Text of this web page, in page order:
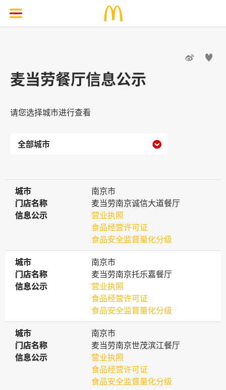
 
麦当劳餐厅信息公示
请您选择城市进行查看

城市
城市
南京市
门店名称
门店名称
麦当劳南京诚信大道餐厅
信息公示
信息公示
营业执照
食品经营许可证
食品安全监督量化分级
城市
城市
南京市
门店名称
门店名称
麦当劳南京托乐嘉餐厅
信息公示
信息公示
营业执照
食品经营许可证
食品安全监督量化分级
城市
城市
南京市
门店名称
门店名称
麦当劳南京世茂滨江餐厅
信息公示
信息公示
营业执照
食品经营许可证
食品安全监督量化分级